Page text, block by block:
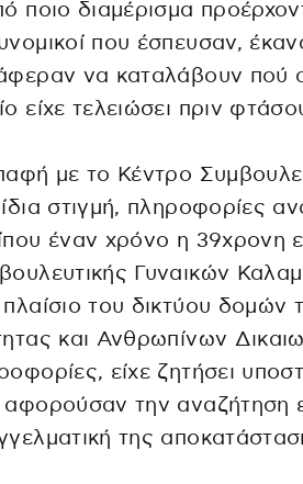
ποιο διαμέρισμα
που έσπευσαν,
να καταλάβουν πού
είχε τελειώσει πριν
με το Κέντρο
ίδια στιγμή, πληροφορίες
έναν χρόνο η 39χρονη
Γυναικών
του δικτύου δομών
και Ανθρωπίνων
είχε ζητήσει
την αναζήτηση
της